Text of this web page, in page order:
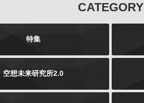
CATEGORY
特集
空想未来研究所2.0